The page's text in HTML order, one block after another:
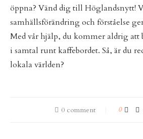
öppna? Vänd dig till Höglandsnytt!
samhällsförändring och förståelse
Med vår hjälp, du kommer aldrig att
i samtal runt kaffebordet. Så, är du
lokala världen?
0 comment 0